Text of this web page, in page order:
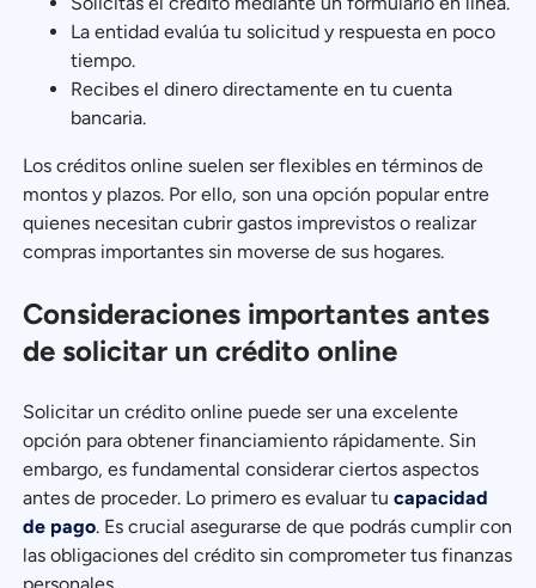
La entidad evalúa tu solicitud y respuesta en poco
tiempo.
Recibes el dinero directamente en tu cuenta
bancaria.
Los créditos online suelen ser flexibles en términos de
montos y plazos. Por ello, son una opción popular entre
quienes necesitan cubrir gastos imprevistos o realizar
compras importantes sin moverse de sus hogares.
Consideraciones importantes antes
de solicitar un crédito online
Solicitar un crédito online puede ser una excelente
opción para obtener financiamiento rápidamente. Sin
embargo, es fundamental considerar ciertos aspectos
antes de proceder. Lo primero es evaluar tucapacidad
de pago. Es crucial asegurarse de que podrás cumplir con
las obligaciones del crédito sin comprometer tus finanzas